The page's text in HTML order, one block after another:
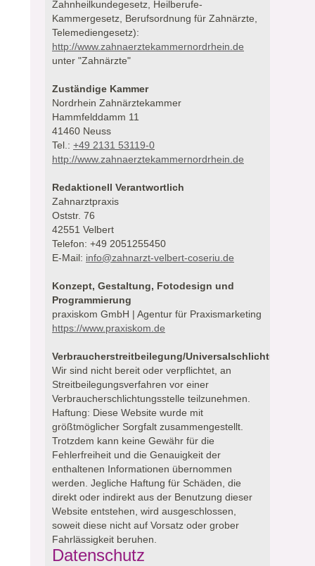
Zahnheilkundegesetz, Heilberufe-
Kammergesetz, Berufsordnung für Zahnärzte,
Telemediengesetz):
http://www.zahnaerztekammernordrhein.de
unter "Zahnärzte"
Zuständige Kammer
Nordrhein Zahnärztekammer
Hammfelddamm 11
41460 Neuss
Tel.: +49 2131 53119-0
http://www.zahnaerztekammernordrhein.de
Redaktionell Verantwortlich
Zahnarztpraxis
Oststr. 76
42551 Velbert
Telefon: +49 2051255450
E-Mail: info@zahnarzt-velbert-coseriu.de
Konzept, Gestaltung, Fotodesign und
Programmierung
praxiskom GmbH | Agentur für Praxismarketing
https://www.praxiskom.de
Verbraucherstreitbeilegung/
Wir sind nicht bereit oder verpflichtet, an
Streitbeilegungsverfahren vor einer
Verbraucherschlichtungsstelle teilzunehmen.
Haftung: Diese Website wurde mit
größtmöglicher Sorgfalt zusammengestellt.
Trotzdem kann keine Gewähr für die
Fehlerfreiheit und die Genauigkeit der
enthaltenen Informationen übernommen
werden. Jegliche Haftung für Schäden, die
direkt oder indirekt aus der Benutzung dieser
Website entstehen, wird ausgeschlossen,
soweit diese nicht auf Vorsatz oder grober
Fahrlässigkeit beruhen.
Datenschutz